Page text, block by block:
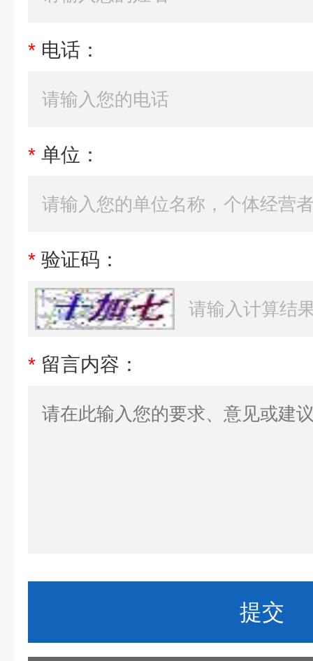
* 电话：
* 单位：
* 验证码：
* 留言内容：